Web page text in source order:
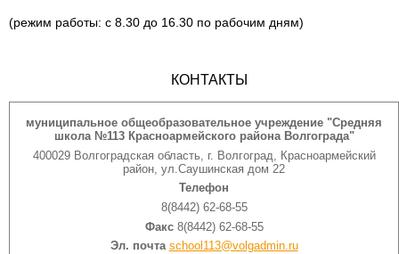
(режим работы: с 8.30 до 16.30 по рабочим дням)
КОНТАКТЫ
муниципальное общеобразовательное учреждение "Средняя
школа №113 Красноармейского района Волгограда"
400029 Волгоградская область, г. Волгоград, Красноармейский
район, ул.Саушинская дом 22
Телефон
8(8442) 62-68-55
Факс8(8442) 62-68-55
Эл. почта school113@volgadmin.ru